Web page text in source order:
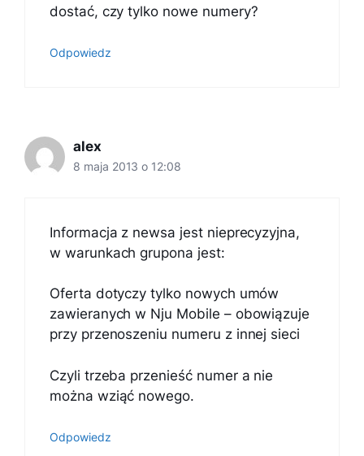
dostać, czy tylko nowe numery?
Odpowiedz
alex
8 maja 2013 o 12:08
Informacja z newsa jest nieprecyzyjna,
w warunkach grupona jest:
Oferta dotyczy tylko nowych umów
zawieranych w Nju Mobile – obowiązuje
przy przenoszeniu numeru z innej sieci
Czyli trzeba przenieść numer a nie
można wziąć nowego.
Odpowiedz